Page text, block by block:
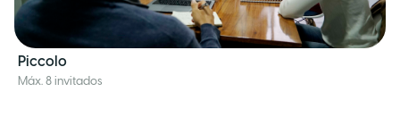
Piccolo
Máx. 8 invitados